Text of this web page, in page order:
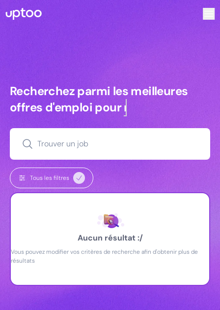
Recherchez parmi les meilleures
Recherchez parmi les meilleures
offres d'emploi pourmanagers
Trouver un job
Tous les filtres
Aucun résultat :/
Vous pouvez modifier vos critères de recherche afin d'obtenir plus de
résultats